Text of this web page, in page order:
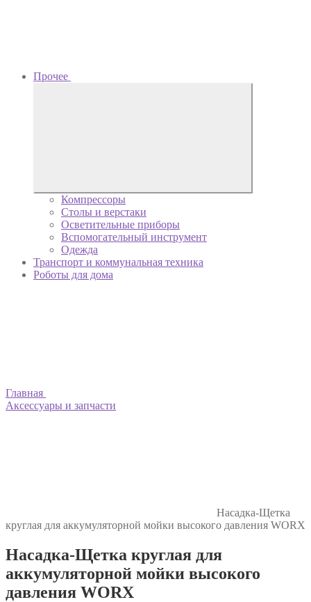
Прочее
Компрессоры
Столы и верстаки
Осветительные приборы
Вспомогательный инструмент
Одежда
Транспорт и коммунальная техника
Роботы для дома
Главная
Аксессуары и запчасти
Насадка-Щетка
круглая для аккумуляторной мойки высокого давления WORX
Насадка-Щетка круглая для
аккумуляторной мойки высокого
давления WORX